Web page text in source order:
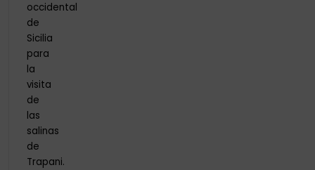
occidental
de
Sicilia
para
la
visita
de
las
salinas
de
Trapani.